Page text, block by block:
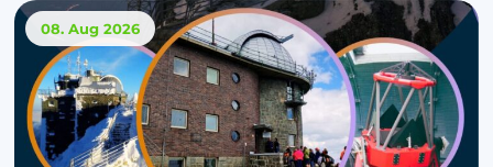
08. Aug 2026